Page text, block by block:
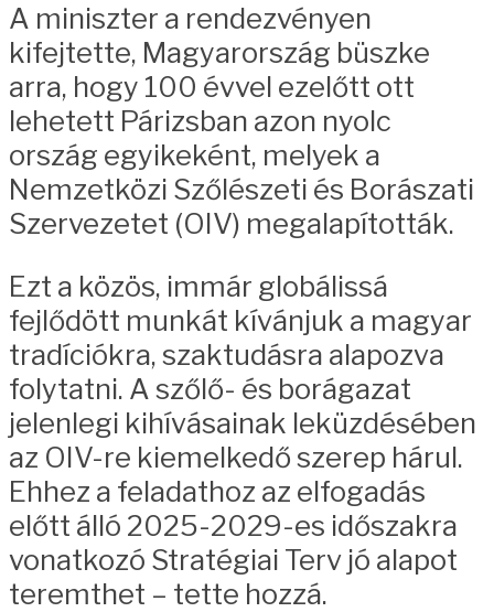
A miniszter a rendezvényen
kifejtette, Magyarország büszke
arra, hogy 100 évvel ezelőtt ott
lehetett Párizsban azon nyolc
ország egyikeként, melyek a
Nemzetközi Szőlészeti és Borászati
Szervezetet (OIV) megalapították.
Ezt a közös, immár globálissá
fejlődött munkát kívánjuk a magyar
tradíciókra, szaktudásra alapozva
folytatni. A szőlő- és borágazat
jelenlegi kihívásainak leküzdésében
az OIV-re kiemelkedő szerep hárul.
Ehhez a feladathoz az elfogadás
előtt álló 2025-2029-es időszakra
vonatkozó Stratégiai Terv jó alapot
teremthet – tette hozzá.